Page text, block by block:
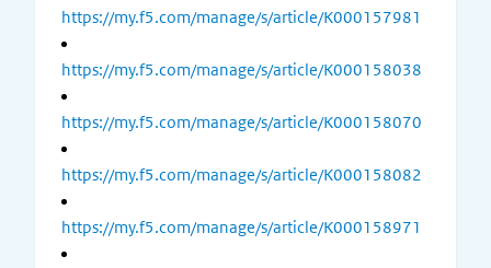
https://my.f5.com/manage/s/article/K000157981
https://my.f5.com/manage/s/article/K000158038
https://my.f5.com/manage/s/article/K000158070
https://my.f5.com/manage/s/article/K000158082
https://my.f5.com/manage/s/article/K000158971